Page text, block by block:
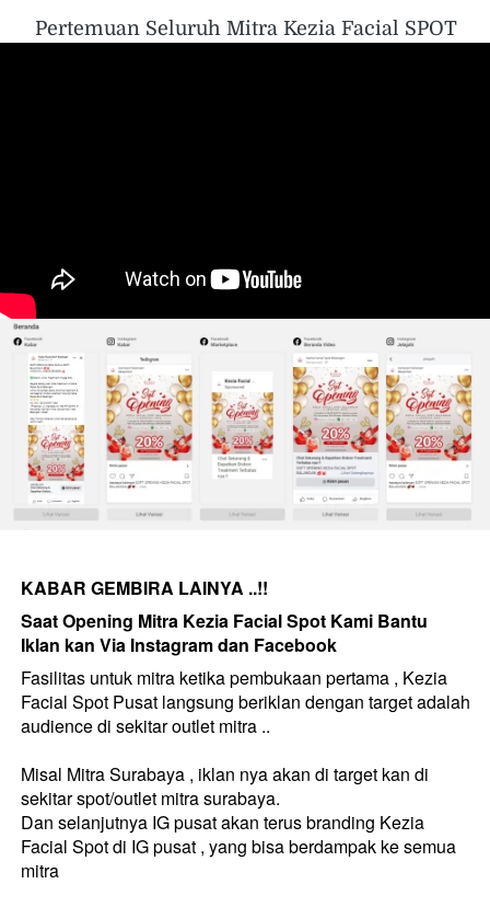
Pertemuan Seluruh Mitra Kezia Facial SPOT
KABAR GEMBIRA LAINYA ..!!
Saat Opening Mitra Kezia Facial Spot Kami Bantu
Iklan kan Via Instagram dan Facebook
Fasilitas untuk mitra ketika pembukaan pertama , Kezia
Facial Spot Pusat langsung beriklan dengan target adalah
audience di sekitar outlet mitra ..
Misal Mitra Surabaya , iklan nya akan di target kan di
sekitar spot/outlet mitra surabaya.
Dan selanjutnya IG pusat akan terus branding Kezia
Facial Spot di IG pusat , yang bisa berdampak ke semua
mitra